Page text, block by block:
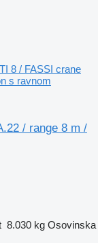
8 / FASSI crane
s ravnom
/ range 8 m /
8.030 kg Osovinska